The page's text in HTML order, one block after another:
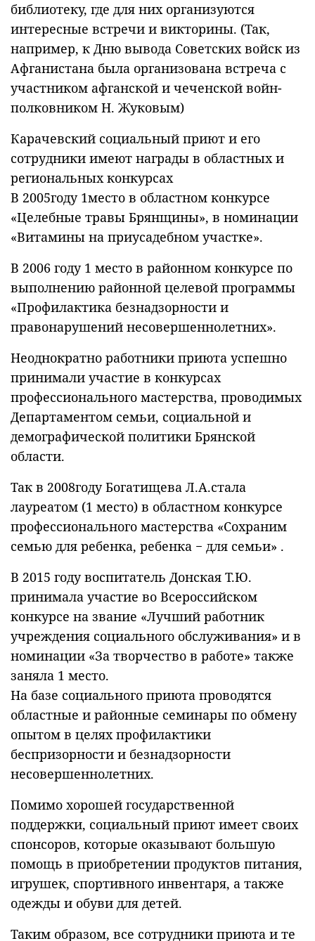
библиотеку, где для них организуются
интересные встречи и викторины. (Так,
например, к Дню вывода Советских войск из
Афганистана была организована встреча с
участником афганской и чеченской войн-
полковником Н. Жуковым)
Карачевский социальный приют и его
сотрудники имеют награды в областных и
региональных конкурсах
В 2005году 1место в областном конкурсе
«Целебные травы Брянщины», в номинации
«Витамины на приусадебном участке».
В 2006 году 1 место в районном конкурсе по
выполнению районной целевой программы
«Профилактика безнадзорности и
правонарушений несовершеннолетних».
Неоднократно работники приюта успешно
принимали участие в конкурсах
профессионального мастерства, проводимых
Департаментом семьи, социальной и
демографической политики Брянской
области.
Так в 2008году Богатищева Л.А.стала
лауреатом (1 место) в областном конкурсе
профессионального мастерства «Сохраним
семью для ребенка, ребенка − для семьи» .
В 2015 году воспитатель Донская Т.Ю.
принимала участие во Всероссийском
конкурсе на звание «Лучший работник
учреждения социального обслуживания» и в
номинации «За творчество в работе» также
заняла 1 место.
На базе социального приюта проводятся
областные и районные семинары по обмену
опытом в целях профилактики
беспризорности и безнадзорности
несовершеннолетних.
Помимо хорошей государственной
поддержки, социальный приют имеет своих
спонсоров, которые оказывают большую
помощь в приобретении продуктов питания,
игрушек, спортивного инвентаря, а также
одежды и обуви для детей.
Таким образом, все сотрудники приюта и те